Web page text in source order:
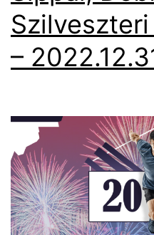
–